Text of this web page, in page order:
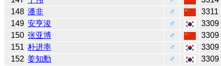
148 潘非 ♂
3311
149 安亨浚 ♂
3309
150 张亚博 ♂
3309
151 朴进率 ♂
3309
152 姜知勳 ♂
3309